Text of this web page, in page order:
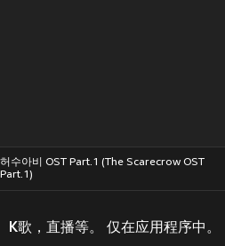
허수아비 OST Part.1 (The Scarecrow OST
Part.1)
歌，直播等。 仅在应用程序中。